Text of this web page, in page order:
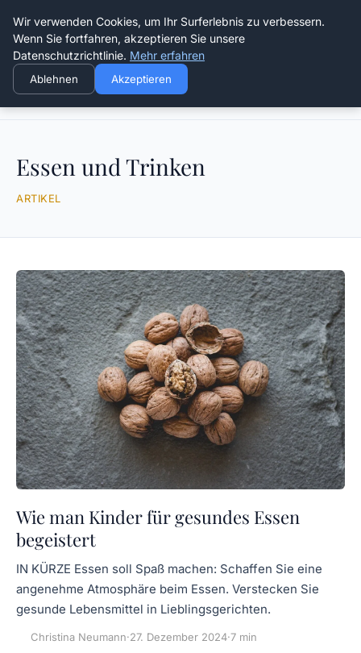
Die Schnitter
Essen und Trinken
ARTIKEL
Wie man Kinder für gesundes Essen
begeistert
IN KÜRZE Essen soll Spaß machen: Schaffen Sie eine
angenehme Atmosphäre beim Essen. Verstecken Sie
gesunde Lebensmittel in Lieblingsgerichten.
Christina Neumann·27. Dezember 2024·7 min
Wir verwenden Cookies, um Ihr Surferlebnis zu verbessern.
Wenn Sie fortfahren, akzeptieren Sie unsere
Datenschutzrichtlinie. Mehr erfahren
Ablehnen Akzeptieren